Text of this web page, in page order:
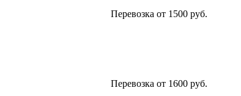
Перевозка от 1500 руб.
Перевозка от 1600 руб.